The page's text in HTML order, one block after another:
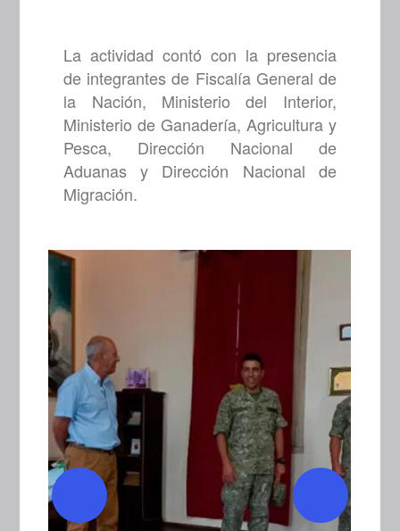
La actividad contó con la presencia
de integrantes de Fiscalía General de
la Nación, Ministerio del Interior,
Ministerio de Ganadería, Agricultura y
Pesca, Dirección Nacional de
Aduanas y Dirección Nacional de
Migración.